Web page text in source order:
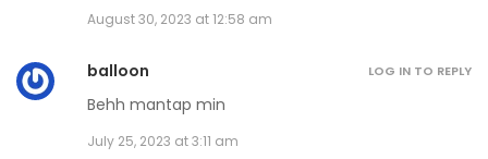
September 24, 2024
Volume 15 Chapter 7
September 24, 2024
August 30, 2023 at 12:58 am
balloon
Behh mantap min
July 25, 2023 at 3:11 am
LOG IN TO REPLY